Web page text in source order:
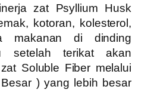
zat Psyllium Husk
kotoran, kolesterol,
makanan di dinding
setelah terikat akan
Soluble Fiber melalui
) yang lebih besar